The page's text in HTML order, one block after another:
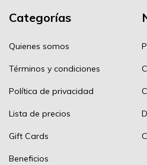
Categorías
Quienes somos
Términos y condiciones
Política de privacidad
Lista de precios
Gift Cards
Beneficios